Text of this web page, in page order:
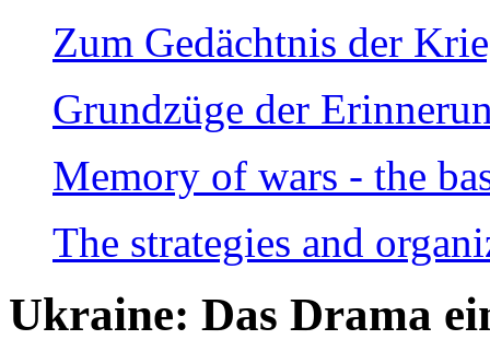
Zum Gedächtnis der
Grundzüge der
Memory of wars - the
The strategies and
Ukraine: Das Drama